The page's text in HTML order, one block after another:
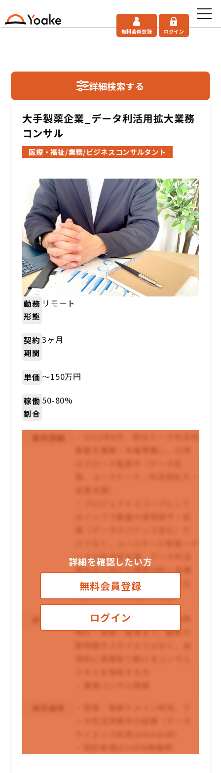
無料会員登録 ログイン
詳細検索する
大手製薬企業_データ利活用拡大業務
コンサル
医療・福祉/業務/ビジネスコンサルタント
勤務
形態
リモート
契約
期間
3ヶ月
単価 〜150万円
稼働
割合
50-80%
案件詳細
ータ分析伴走支援、データ利活
用拡大に向けた課題分析～各種
施策の検討・推進まで、全方位
に渡りサービス提供・支援
・現状把握から課題抽出、施策
検討・提案・推進まで、顧客の
詳細を確認したい方
無料会員登録
ログイン